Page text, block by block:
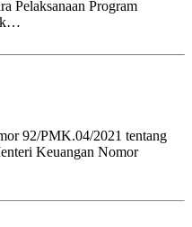
Pelaksanaan Program
92/PMK.04/2021 tentang
Keuangan Nomor